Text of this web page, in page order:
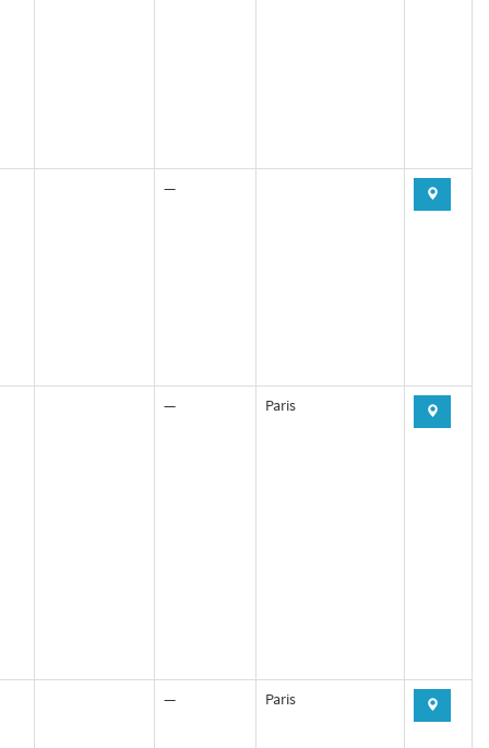
—
— Paris
— Paris